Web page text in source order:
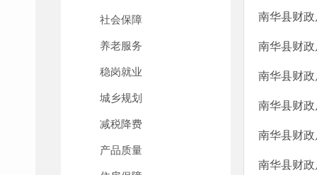
社会保障
养老服务
稳岗就业
城乡规划
减税降费
产品质量
南华县财
南华县财
南华县财
南华县财
南华县财
南华县财